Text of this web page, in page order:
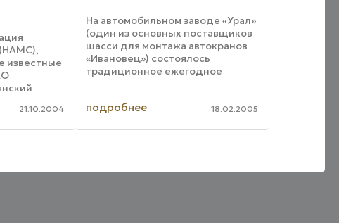
известные
(БЗКТ),
21.10.2004
На автомобильном заводе «Урал»
(один из основных поставщиков
шасси для монтажа автокранов
«Ивановец») состоялось
традиционное ежегодное
«УралАЗа». На совещании
подробнее 18.02.2005